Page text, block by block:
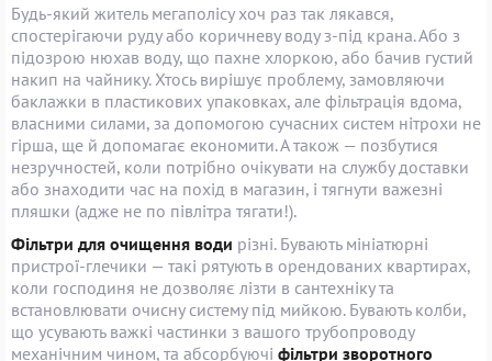
Будь-який житель мегаполісу хоч раз так лякався,
спостерігаючи руду або коричневу воду з-під крана. Або з
підозрою нюхав воду, що пахне хлоркою, або бачив густий
накип на чайнику. Хтось вирішує проблему, замовляючи
баклажки в пластикових упаковках, але фільтрація вдома,
власними силами, за допомогою сучасних систем нітрохи не
гірша, ще й допомагає економити. А також — позбутися
незручностей, коли потрібно очікувати на службу доставки
або знаходити час на похід в магазин, і тягнути важезні
пляшки (адже не по півлітра тягати!).
Фільтри для очищення води різні. Бувають мініатюрні
пристрої-глечики — такі рятують в орендованих квартирах,
коли господиня не дозволяє лізти в сантехніку та
встановлювати очисну систему під мийкою. Бувають колби,
що усувають важкі частинки з вашого трубопроводу
механічним чином, та абсорбуючі фільтри зворотного